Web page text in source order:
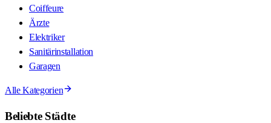
Coiffeure
Ärzte
Elektriker
Sanitärinstallation
Garagen
Alle Kategorien
Beliebte Städte